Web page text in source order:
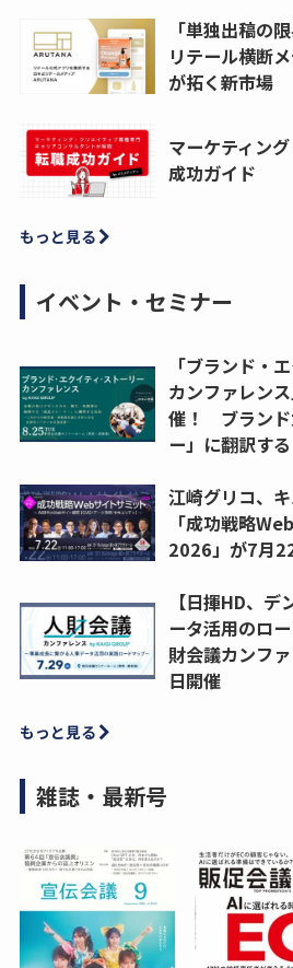
「単独出稿の
リテール横断
が拓く新市場
マーケティン
成功ガイド
もっと見る
イベント・セミナー
「ブランド・
カンファレン
催！ ブランド
ー」に翻訳する
江崎グリコ、
「成功戦略
2026」が7月
【日揮HD、
ータ活用のロ
財会議カンフ
日開催
もっと見る
雑誌・最新号